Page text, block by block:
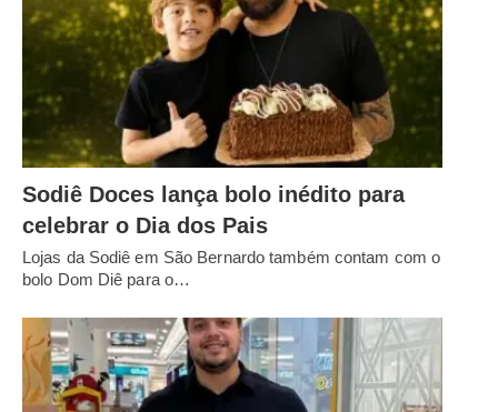
Sodiê Doces lança bolo inédito para
celebrar o Dia dos Pais
Lojas da Sodiê em São Bernardo também contam com o
bolo Dom Diê para o…